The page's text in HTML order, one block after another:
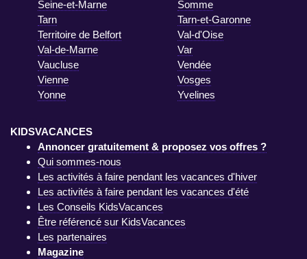
Seine-et-Marne
Somme
Tarn
Tarn-et-Garonne
Territoire de Belfort
Val-d'Oise
Val-de-Marne
Var
Vaucluse
Vendée
Vienne
Vosges
Yonne
Yvelines
KIDSVACANCES
Annoncer gratuitement & proposez vos offres ?
Qui sommes-nous
Les activités à faire pendant les vacances d'hiver
Les activités à faire pendant les vacances d'été
Les Conseils KidsVacances
Être référencé sur KidsVacances
Les partenaires
Magazine